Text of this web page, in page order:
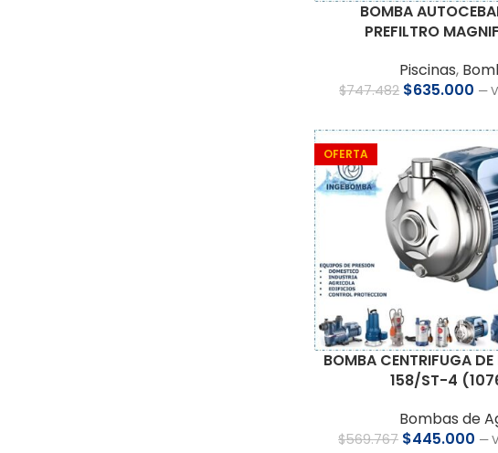
BOMBA
PREFILTRO
Piscinas,
$747.482 $635.000 —
OFERTA
BOMBA CENTRIFUGA
158/ST-4
Bombas de
$569.767 $445.000 —